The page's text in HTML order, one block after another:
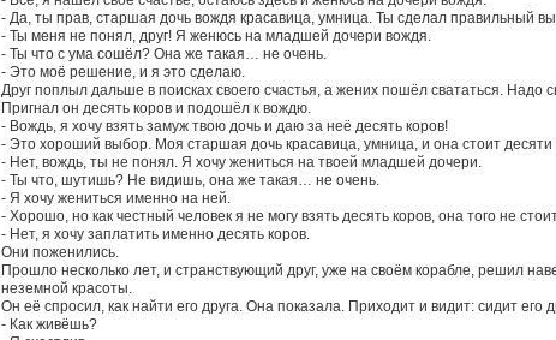
- Да, ты прав, старшая дочь вождя красавица, умница. Ты сделал правильный
- Ты меня не понял, друг! Я женюсь на младшей дочери вождя.
- Ты что с ума сошёл? Она же такая… не очень.
- Это моё решение, и я это сделаю.
Друг поплыл дальше в поисках своего счастья, а жених пошёл свататься.
Пригнал он десять коров и подошёл к вождю.
- Вождь, я хочу взять замуж твою дочь и даю за неё десять коров!
- Это хороший выбор. Моя старшая дочь красавица, умница, и она стоит десяти
- Нет, вождь, ты не понял. Я хочу жениться на твоей младшей дочери.
- Ты что, шутишь? Не видишь, она же такая… не очень.
- Я хочу жениться именно на ней.
- Хорошо, но как честный человек я не могу взять десять коров, она того не
- Нет, я хочу заплатить именно десять коров.
Они поженились.
Прошло несколько лет, и странствующий друг, уже на своём корабле, решил
неземной красоты.
Он её спросил, как найти его друга. Она показала. Приходит и видит: сидит его
- Как живёшь?